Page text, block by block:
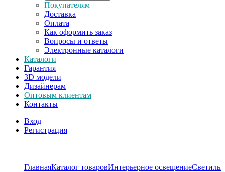
Покупателям
Доставка
Оплата
Как оформить заказ
Вопросы и ответы
Электронные каталоги
Каталоги
Гарантия
3D модели
Дизайнерам
Оптовым клиентам
Контакты
Вход
Регистрация
ГлавнаяКаталог товаровИнтерьерное освещение